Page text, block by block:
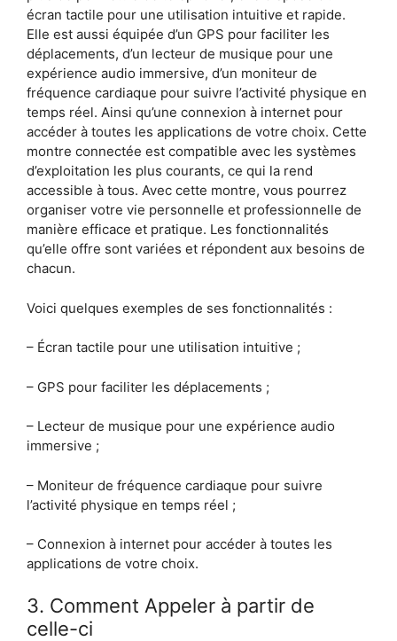
écran tactile pour une utilisation intuitive et rapide.
Elle est aussi équipée d’un GPS pour faciliter les
déplacements, d’un lecteur de musique pour une
expérience audio immersive, d’un moniteur de
fréquence cardiaque pour suivre l’activité physique en
temps réel. Ainsi qu’une connexion à internet pour
accéder à toutes les applications de votre choix. Cette
montre connectée est compatible avec les systèmes
d’exploitation les plus courants, ce qui la rend
accessible à tous. Avec cette montre, vous pourrez
organiser votre vie personnelle et professionnelle de
manière efficace et pratique. Les fonctionnalités
qu’elle offre sont variées et répondent aux besoins de
chacun.
Voici quelques exemples de ses fonctionnalités :
– Écran tactile pour une utilisation intuitive ;
– GPS pour faciliter les déplacements ;
– Lecteur de musique pour une expérience audio
immersive ;
– Moniteur de fréquence cardiaque pour suivre
l’activité physique en temps réel ;
– Connexion à internet pour accéder à toutes les
applications de votre choix.
3. Comment Appeler à partir de
celle-ci